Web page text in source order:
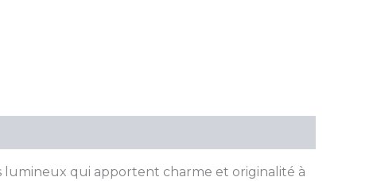
lumineux qui apportent charme et originalité à